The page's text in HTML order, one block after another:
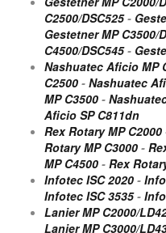
C2500/DSC525-
Gestetner MP C3500/
C4500/DSC545-
Nashuatec Aficio MP
C2500 - Nashuatec
MP C3500 -
Aficio SP C811dn
Rex Rotary MP C2000
Rotary MP C3000 -
MP C4500 - Rex
Infotec ISC 2020 -
Infotec ISC 3535-
Lanier MP C2000/
Lanier MP C3000/